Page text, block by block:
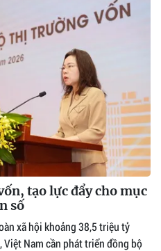
tạo lực đẩy cho mục
số
xã hội khoảng 38,5 triệu tỷ
Nam cần phát triển đồng bộ